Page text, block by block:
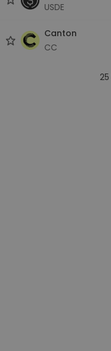
USDE
Canton
CC
25